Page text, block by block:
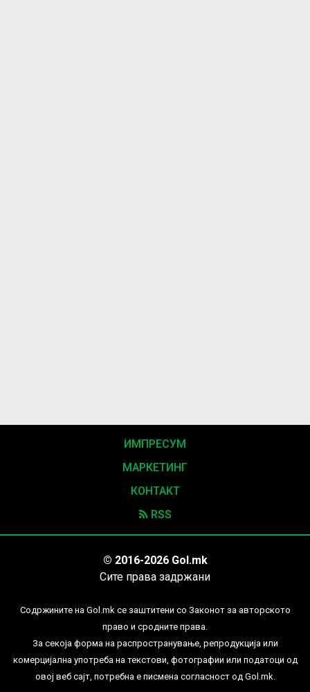
ИМПРЕСУМ
МАРКЕТИНГ
КОНТАКТ
RSS
© 2016-2026 Gol.mk
Сите права задржани
Содржините на Gol.mk се заштитени со Законот за авторското
право и сродните права.
За секоја форма на распространување, репродукција или
комерцијална употреба на текстови, фотографии или податоци од
овој веб сајт, потребна е писмена согласност од Gol.mk.